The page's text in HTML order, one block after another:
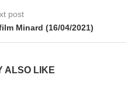
post
Minard (16/04/2021)
ALSO LIKE